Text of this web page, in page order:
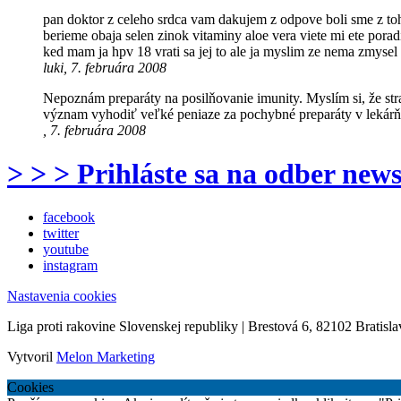
pan doktor z celeho srdca vam dakujem z odpove boli sme z
berieme obaja selen zinok vitaminy aloe vera viete mi ete
ked mam ja hpv 18 vrati sa jej to ale ja myslim ze nema
luki, 7. februára 2008
Nepoznám preparáty na posilňovanie imunity. Myslím si, že
význam vyhodiť veľké peniaze za pochybné preparáty v
, 7. februára 2008
> > > Prihláste sa na odber
facebook
twitter
youtube
instagram
Nastavenia cookies
Liga proti rakovine Slovenskej republiky | Brestová 6, 82102
Vytvoril Melon Marketing
Cookies